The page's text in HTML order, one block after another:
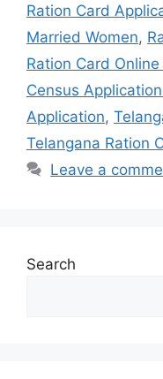
Ration Card
Married Women,
Ration Card
Census
Application,
Telangana Ration
Leave a
Search